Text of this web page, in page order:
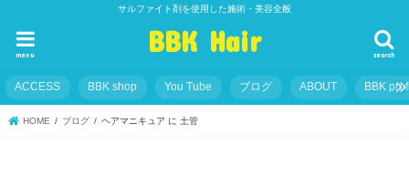
サルファイト剤を使用した施術・美容全般
BBK Hair search
menu
ACCESS BBK shop You Tube ブログ ABOUT BBK
HOME ブログ ヘアマニキュア に 土管